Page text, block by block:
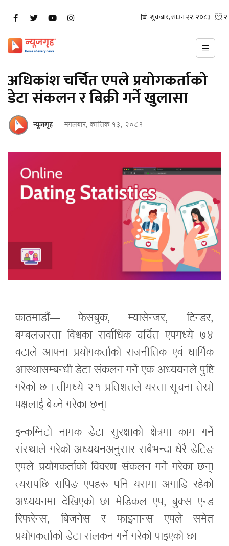
अधिकांश चर्चित एपले प्रयोगकर्ताको
डेटा संकलन र बिक्री गर्ने खुलासा
न्यूजगृह मंगलबार, कात्तिक १३, २०८१
काठमाडौं— फेसबुक, म्यासेन्जर, टिन्डर,
बम्बलजस्ता विश्वका सर्वाधिक चर्चित एपमध्ये ७४
वटाले आफ्ना प्रयोगकर्ताको राजनीतिक एवं धार्मिक
आस्थासम्बन्धी डेटा संकलन गर्ने एक अध्ययनले पुष्टि
गरेको छ । तीमध्ये २१ प्रतिशतले यस्ता सूचना तेस्रो
पक्षलाई बेच्ने गरेका छन्।
इन्कग्निटो नामक डेटा सुरक्षाको क्षेत्रमा काम गर्ने
संस्थाले गरेको अध्ययनअनुसार सबैभन्दा धेरै डेटिङ
एपले प्रयोगकर्ताको विवरण संकलन गर्ने गरेका छन्।
त्यसपछि सपिङ एपहरू पनि यसमा अगाडि रहेको
अध्ययनमा देखिएको छ। मेडिकल एप, बुक्स एन्ड
रिफरेन्स, बिजनेस र फाइनान्स एपले समेत
प्रयोगकर्ताको डेटा संलकन गर्ने गरेको पाइएको छ।